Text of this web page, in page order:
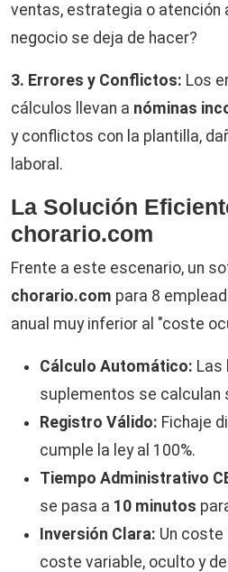
ventas, estrategia o atención
negocio se deja de hacer?
3. Errores y Conflictos: Los
cálculos llevan a nóminas
y conflictos con la plantilla,
laboral.
La Solución
chorario.com
Frente a este escenario, un
chorario.com para 8
anual muy inferior al "coste
Cálculo Automático: Las
suplementos se calculan
Registro Válido: Fichaje
cumple la ley al 100%.
Tiempo Administrativo
se pasa a 10 minutos
Inversión Clara: Un coste
coste variable, oculto y